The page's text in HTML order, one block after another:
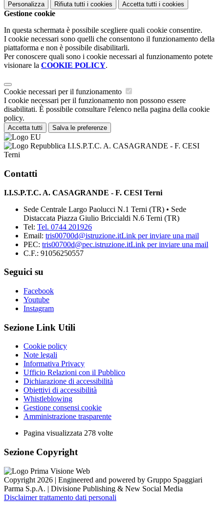
Personalizza Rifiuta tutti i cookies Accetta tutti i cookies
Gestione cookie
In questa schermata è possibile scegliere quali cookie consentire.
I cookie necessari sono quelli che consentono il funzionamento della
piattaforma e non è possibile disabilitarli.
Per conoscere quali sono i cookie necessari al funzionamento potete
visionare la COOKIE POLICY.
Cookie necessari per il funzionamento
I cookie necessari per il funzionamento non possono essere
disabilitati. È possibile consultare l'elenco nella pagina della cookie
policy.
Accetta tutti Salva le preferenze
I.I.S.P.T.C. A. CASAGRANDE - F. CESI
Terni
Contatti
I.I.S.P.T.C. A. CASAGRANDE - F. CESI Terni
Sede Centrale Largo Paolucci N.1 Terni (TR) • Sede
Distaccata Piazza Giulio Briccialdi N.6 Terni (TR)
Tel: Tel. 0744 201926
Email: tris00700d@istruzione.itLink per inviare una mail
PEC: tris00700d@pec.istruzione.itLink per inviare una mail
C.F.: 91056250557
Seguici su
Facebook
Youtube
Instagram
Sezione Link Utili
Cookie policy
Note legali
Informativa Privacy
Ufficio Relazioni con il Pubblico
Dichiarazione di accessibilità
Obiettivi di accessibilità
Whistleblowing
Gestione consensi cookie
Amministrazione trasparente
Pagina visualizzata 278 volte
Sezione Copyright
Copyright 2026 | Engineered and powered by Gruppo Spaggiari
Parma S.p.A. | Divisione Publishing & New Social Media
Disclaimer trattamento dati personali